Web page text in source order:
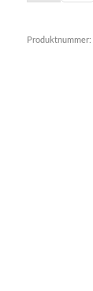
Produktnummer: